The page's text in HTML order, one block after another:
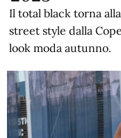
Il total black torna
street style dalla
look moda autunno.